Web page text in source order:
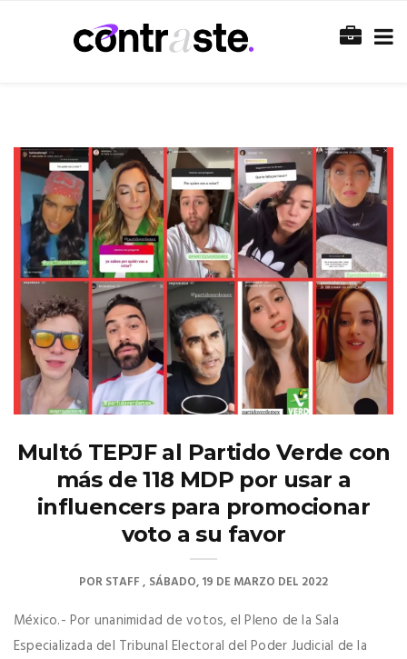
Multó TEPJF al Partido Verde con
más de 118 MDP por usar a
influencers para promocionar
voto a su favor
PORSTAFF SÁBADO, 19 DE MARZO DEL 2022
México.- Por unanimidad de votos, el Pleno de la Sala
Especializada del Tribunal Electoral del Poder Judicial de la